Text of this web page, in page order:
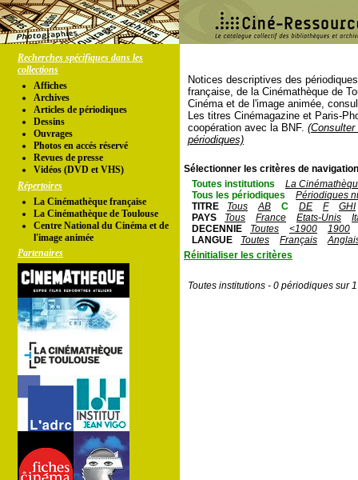
Recherches spécifiques dans les
collections
Affiches
Archives
Articles de périodiques
Dessins
Ouvrages
Photos en accés réservé
Revues de presse
Vidéos (DVD et VHS)
Répertoires
La Cinémathèque française
La Cinémathèque de Toulouse
Centre National du Cinéma et de
l'image animée
Partenaires
Notices descriptives des
française, de la Cinémathèque de
Cinéma et de l'image animée,
Les titres Cinémagazine et Paris-
coopération avec la BNF.
périodiques)
Sélectionner les critères de
Toutes institutions
La
Tous les périodiques
Périodiques
TITRE
Tous AB C DE F
GHI
PAYS
Tous France Etats-Unis
DECENNIE
Toutes <1900
1900
LANGUE
Toutes Français
Réinitialiser les critères
Toutes institutions - 0 périodiques sur